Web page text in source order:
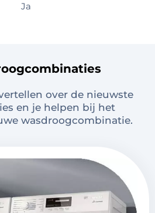
Ja
over de nieuwste
en je helpen bij het
wasdroogcombinatie.